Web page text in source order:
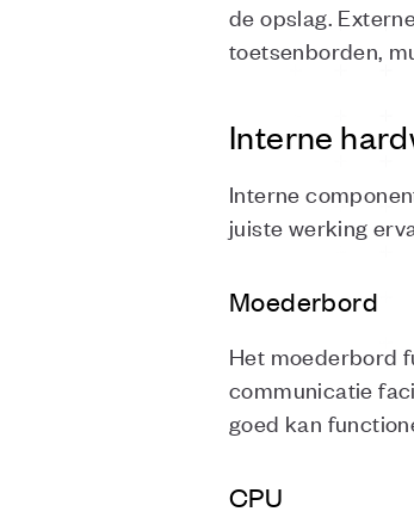
de opslag.
toetsenborden,
Interne
Interne
juiste werking
Moederbord
Het moederbord
communicatie
goed kan
CPU